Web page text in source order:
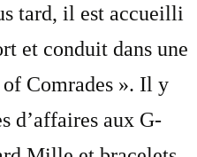
tard, il est accueilli
et conduit dans une
Comrades ». Il y
d’affaires aux G-